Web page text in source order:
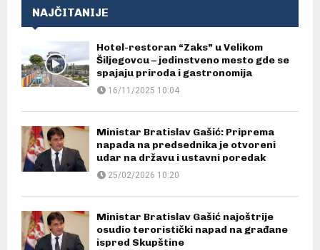
NAJČITANIJE
Hotel-restoran “Zaks” u Velikom
Šiljegovcu – jedinstveno mesto gde se
spajaju priroda i gastronomija
16/11/2025 10:04
Ministar Bratislav Gašić: Priprema
napada na predsednika je otvoreni
udar na državu i ustavni poredak
25/02/2026 10:20
Ministar Bratislav Gašić najoštrije
osudio teroristički napad na građane
ispred Skupštine